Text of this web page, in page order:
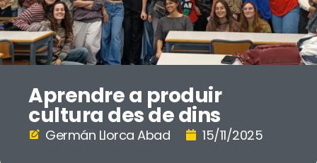
Aprendre a produir
cultura des de dins
Germán Llorca Abad 15/11/2025